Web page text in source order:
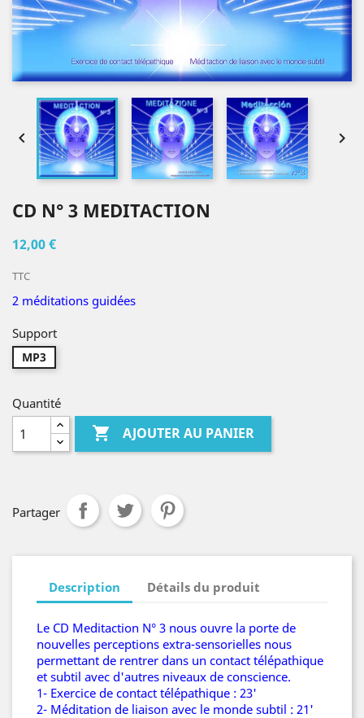
 
CD N° 3 MEDITACTION
12,00 €
TTC
2 méditations guidées
Support
MP3
Quantité
 AJOUTER AU PANIER
Partager
Description Détails du produit
Le CD Meditaction N° 3 nous ouvre la porte de
nouvelles perceptions extra-sensorielles nous
permettant de rentrer dans un contact télépathique
et subtil avec d'autres niveaux de conscience.
1- Exercice de contact télépathique : 23'
2- Méditation de liaison avec le monde subtil : 21'